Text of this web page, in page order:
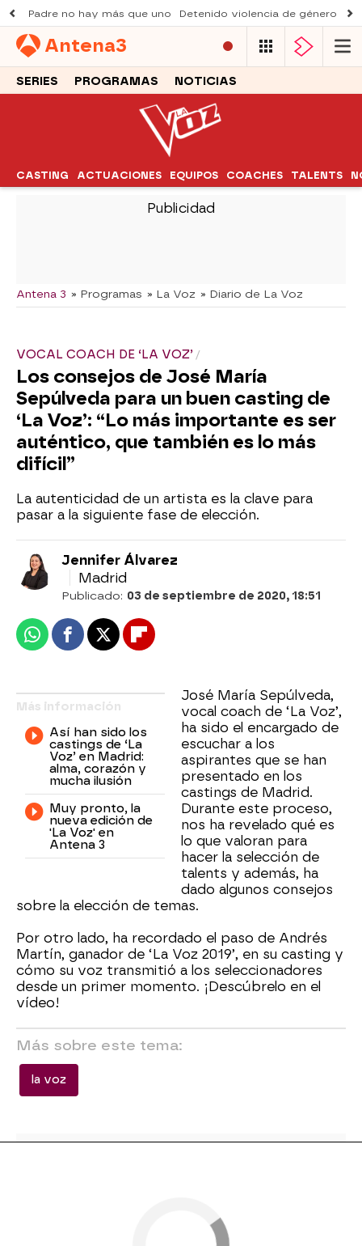
Padre no hay más que uno Detenido violencia de género
Antena3
SERIES PROGRAMAS NOTICIAS
CASTING ACTUACIONES EQUIPOS COACHES TALENTS
-
Antena 3 » Programas » La Voz » Diario de La Voz
VOCAL COACH DE ‘LA VOZ’
Los consejos de José María
Sepúlveda para un buen casting de
‘La Voz’: “Lo más importante es ser
auténtico, que también es lo más
difícil”
La autenticidad de un artista es la clave para
pasar a la siguiente fase de elección.
Jennifer Álvarez
Madrid
Publicado: 03 de septiembre de 2020, 18:51
WhatsappFacebook
X Flipboard
Más información
Así han sido los
castings de ‘La
Voz’ en Madrid:
alma, corazón y
mucha ilusión
Muy pronto, la
nueva edición de
'La Voz' en
Antena 3
José María Sepúlveda,
vocal coach de ‘La Voz’,
ha sido el encargado de
escuchar a los
aspirantes que se han
presentado en los
castings de Madrid.
Durante este proceso,
nos ha revelado qué es
lo que valoran para
hacer la selección de
talents y además, ha
dado algunos consejos
sobre la elección de temas.
Por otro lado, ha recordado el paso de Andrés
Martín, ganador de ‘La Voz 2019’, en su casting y
cómo su voz transmitió a los seleccionadores
desde un primer momento. ¡Descúbrelo en el
vídeo!
Más sobre este tema:
la voz